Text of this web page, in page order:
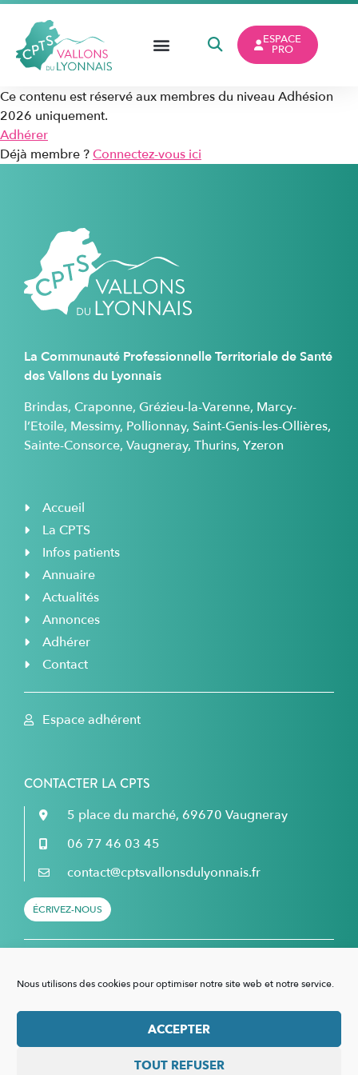
Nous utilisons des cookies pour optimiser notre site web et notre service.
ACCEPTER
TOUT REFUSER
ESPACE
PRO
Ce contenu est réservé aux membres du niveau Adhésion
2026 uniquement.
Adhérer
Déjà membre ?Connectez-vous ici
La Communauté Professionnelle Territoriale de Santé
des Vallons du Lyonnais
Brindas, Craponne, Grézieu-la-Varenne, Marcy-
l’Etoile, Messimy, Pollionnay, Saint-Genis-les-Ollières,
Sainte-Consorce, Vaugneray, Thurins, Yzeron
Accueil
La CPTS
Infos patients
Annuaire
Actualités
Annonces
Adhérer
Contact
Espace adhérent
CONTACTER LA CPTS
5 place du marché, 69670 Vaugneray
06 77 46 03 45
contact@cptsvallonsdulyonnais.fr
ÉCRIVEZ-NOUS